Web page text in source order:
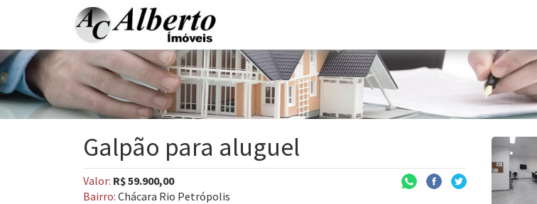
Galpão para aluguel
Valor: R$ 59.900,00
Bairro: Chácara Rio Petrópolis